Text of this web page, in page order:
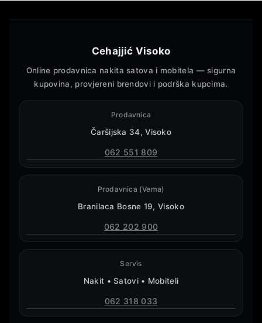
Cehajjić Visoko
Online prodavnica nakita satova i mobitela — sigurna
kupovina, provjereni brendovi i podrška kupcima.
Prodavnica
Čaršijska 34, Visoko
062 551 809
Prodavnica (Vema)
Branilaca Bosne 19, Visoko
062 202 900
Servis
Nakit • Satovi • Mobiteli
062 318 033